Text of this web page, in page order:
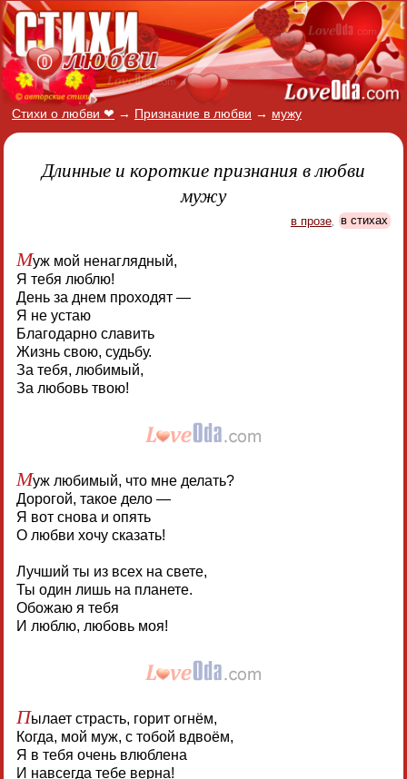
Стихи о любви ❤ → Признание в любви → мужу
Длинные и короткие признания в любви
мужу
в прозе, в стихах
Муж мой ненаглядный,
Я тебя люблю!
День за днем проходят —
Я не устаю
Благодарно славить
Жизнь свою, судьбу.
За тебя, любимый,
За любовь твою!
Муж любимый, что мне делать?
Дорогой, такое дело —
Я вот снова и опять
О любви хочу сказать!
Лучший ты из всех на свете,
Ты один лишь на планете.
Обожаю я тебя
И люблю, любовь моя!
Пылает страсть, горит огнём,
Когда, мой муж, с тобой вдвоём,
Я в тебя очень влюблена
И навсегда тебе верна!